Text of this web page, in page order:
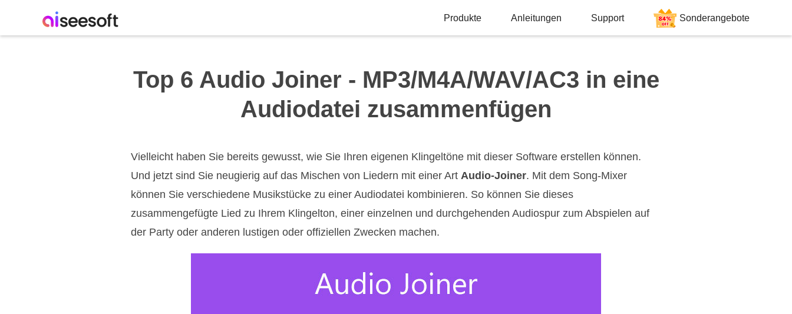
Produkte Anleitungen Support Sonderangebote
Top 6 Audio Joiner - MP3/M4A/WAV/AC3 in eine
Audiodatei zusammenfügen
Vielleicht haben Sie bereits gewusst, wie Sie Ihren eigenen Klingeltöne mit dieser Software erstellen können.
Und jetzt sind Sie neugierig auf das Mischen von Liedern mit einer Art Audio-Joiner. Mit dem Song-Mixer
können Sie verschiedene Musikstücke zu einer Audiodatei kombinieren. So können Sie dieses
zusammengefügte Lied zu Ihrem Klingelton, einer einzelnen und durchgehenden Audiospur zum Abspielen auf
der Party oder anderen lustigen oder offiziellen Zwecken machen.